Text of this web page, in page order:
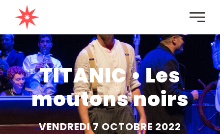
TITANIC • Les
moutons noirs
VENDREDI 7 OCTOBRE 2022